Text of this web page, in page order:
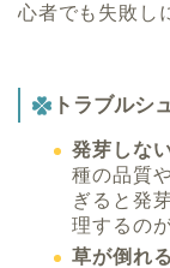
心者でも失敗し
トラブルシ
発芽しな
種の品質
ぎると発
理するの
草が倒れ